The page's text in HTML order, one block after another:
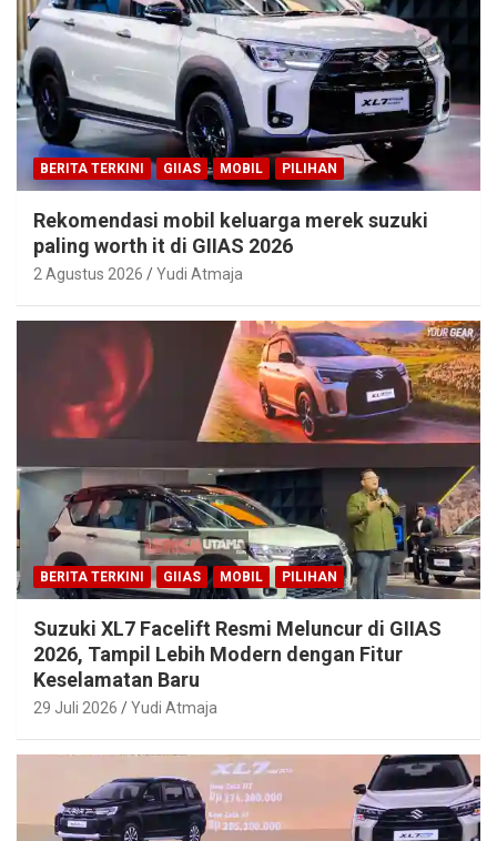
BERITA TERKINI GIIAS MOBIL PILIHAN
Rekomendasi mobil keluarga merek suzuki
paling worth it di GIIAS 2026
2 Agustus 2026 Yudi Atmaja
BERITA TERKINI GIIAS MOBIL PILIHAN
Suzuki XL7 Facelift Resmi Meluncur di GIIAS
2026, Tampil Lebih Modern dengan Fitur
Keselamatan Baru
29 Juli 2026 Yudi Atmaja